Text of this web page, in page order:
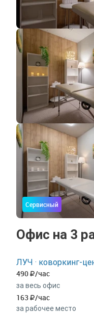
Сервисный
Офис на 3
ЛУЧ · коворкинг-
490 /час
за весь офис
163 /час
за рабочее место